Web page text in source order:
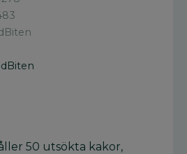
50 utsökta kakor,